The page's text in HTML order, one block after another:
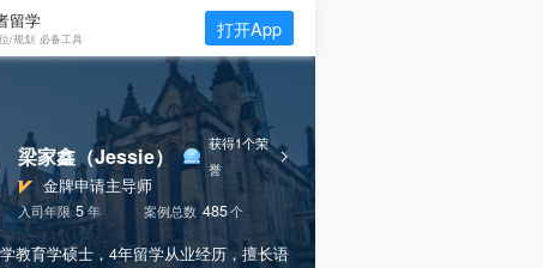
留学
/规划 必备工具 打开App
梁家鑫（Jessie）
获得1个荣
誉
金牌申请主导师
入司年限 5年 案例总数 485个
教育学硕士，4年留学从业经历，擅长语